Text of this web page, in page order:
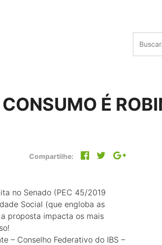
É
Compartilhe:
no Senado (PEC 45/2019
Social (que engloba as
proposta impacta os mais
– Conselho Federativo do IBS –